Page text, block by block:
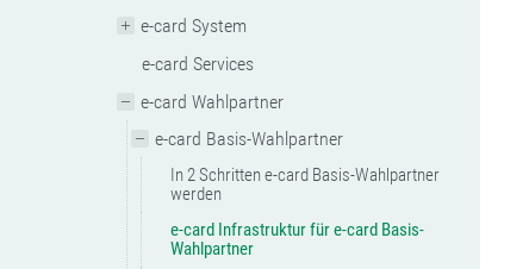
e-card System
e-card Services
e-card Wahlpartner
e-card Basis-Wahlpartner
In 2 Schritten e-card Basis-Wahlpartner
werden
e-card Infrastruktur für e-card Basis-
Wahlpartner